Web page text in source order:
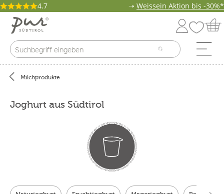
4.7 ➝ Weissein Aktion bis -30%*
Milchprodukte
Joghurt aus Südtirol